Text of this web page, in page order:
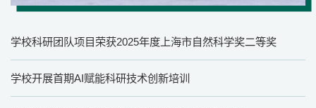
学校科研团队项目荣获2025年度上海市自然科学奖二等奖
学校开展首期AI赋能科研技术创新培训